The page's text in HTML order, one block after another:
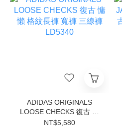
ADIDAS ORIGINALS
LOOSE CHECKS 復古 慵
懶 格紋長褲 寬褲 三線褲
NT$5,580